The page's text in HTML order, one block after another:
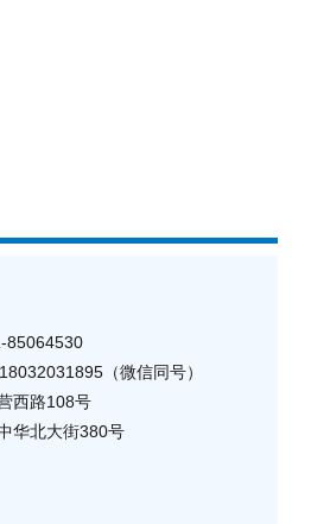
85064530
18032031895（微信同号）
西路108号
华北大街380号